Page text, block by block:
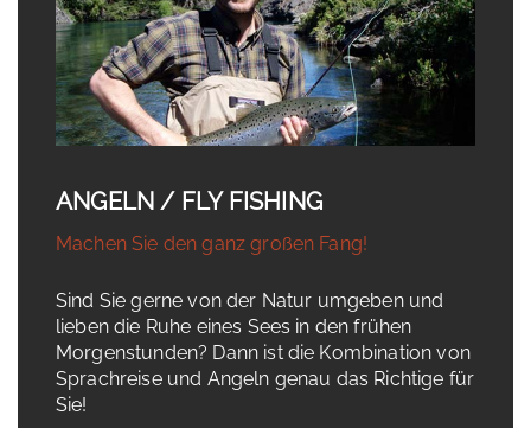
ANGELN / FLY FISHING
Machen Sie den ganz großen Fang!
Sind Sie gerne von der Natur umgeben und
lieben die Ruhe eines Sees in den frühen
Morgenstunden? Dann ist die Kombination von
Sprachreise und Angeln genau das Richtige für
Sie!